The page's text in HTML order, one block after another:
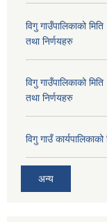
विगु गाउँपालिकाको
तथा निर्णयहरु
विगु गाउँपालिकाको
तथा निर्णयहरु
विगु गाउँ
अन्य